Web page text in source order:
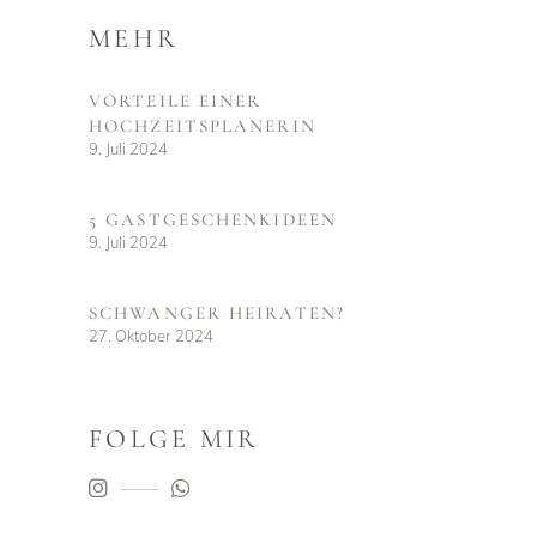
MEHR
VORTEILE EINER
HOCHZEITSPLANERIN
9. Juli 2024
5 GASTGESCHENKIDEEN
9. Juli 2024
SCHWANGER HEIRATEN?
27. Oktober 2024
FOLGE MIR